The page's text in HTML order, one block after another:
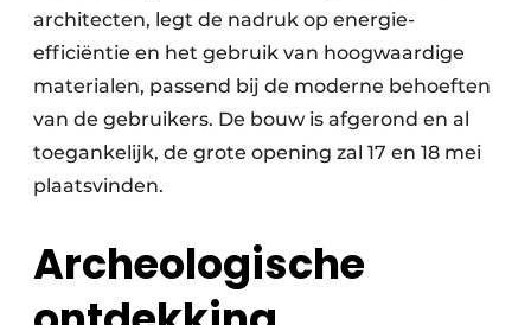
architecten, legt de nadruk op energie-
efficiëntie en het gebruik van hoogwaardige
materialen, passend bij de moderne behoeften
van de gebruikers. De bouw is afgerond en al
toegankelijk, de grote opening zal 17 en 18 mei
plaatsvinden.
Archeologische